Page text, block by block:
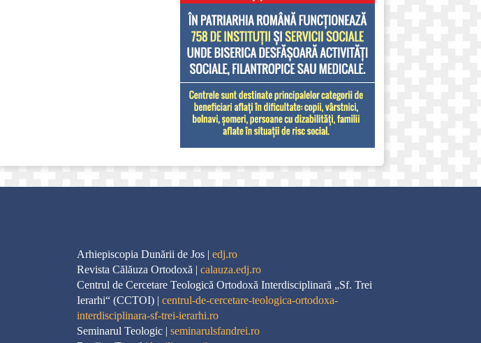
Arhiepiscopia Dunării de Jos | edj.ro
Revista Călăuza Ortodoxă | calauza.edj.ro
Centrul de Cercetare Teologică Ortodoxă Interdisciplinară „Sf. Trei
Ierarhi“ (CCTOI) | centrul-de-cercetare-teologica-ortodoxa-
interdisciplinara-sf-trei-ierarhi.ro
Seminarul Teologic | seminarulsfandrei.ro